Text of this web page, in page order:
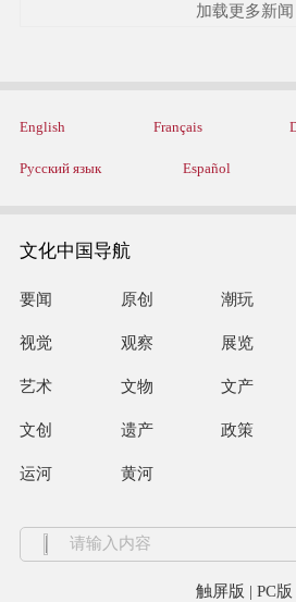
加载更多新闻
English Français
Русский язык Español
文化中国导航
要闻 原创 潮玩
视觉 观察 展览
艺术 文物 文产
文创 遗产 政策
运河 黄河
触屏版 | PC版